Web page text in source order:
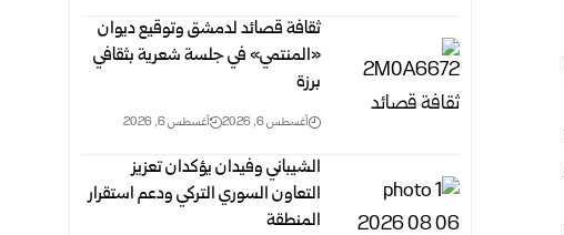
ثقافة قصائد لدمشق وتوقيع ديوان
«المنتمي» في جلسة شعرية بثقافي
برزة
أغسطس 6, 2026 أغسطس 6, 2026
الشيباني وفيدان يؤكدان تعزيز
التعاون السوري التركي ودعم استقرار
المنطقة